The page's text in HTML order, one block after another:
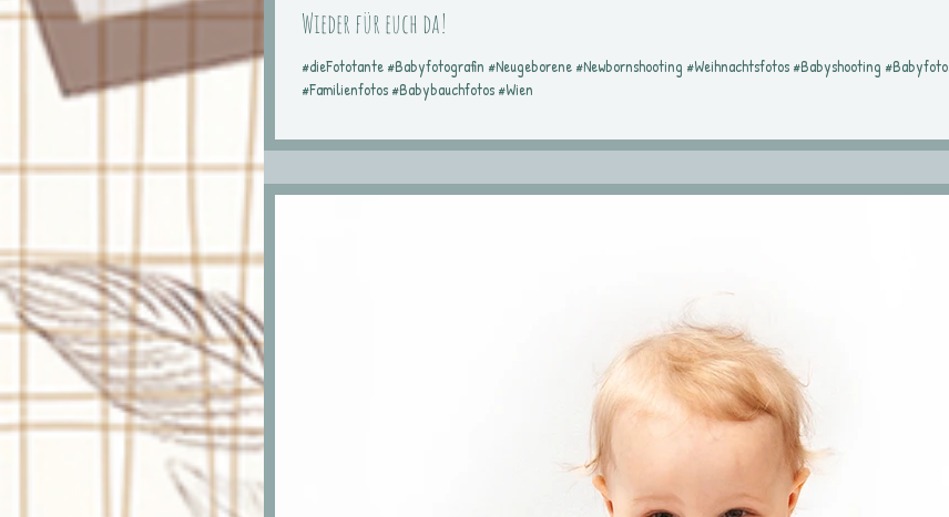
Wieder für euch da!
#dieFototante #Babyfotografin #Neugeborene #Newbornshooting #Weihnachtsfotos #Babyshooting
#Familienfotos #Babybauchfotos #Wien